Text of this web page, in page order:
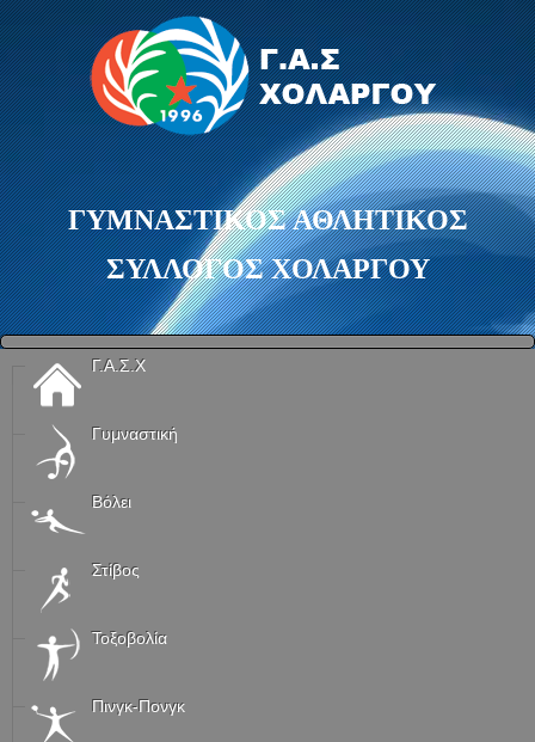
ΓΥΜΝΑΣΤΙΚΟΣ ΑΘΛΗΤΙΚΟΣ
ΣΥΛΛΟΓΟΣ ΧΟΛΑΡΓΟΥ
Γ.Α.Σ.Χ
Γυμναστική
Βόλει
Στίβος
Τοξοβολία
Πινγκ-Πονγκ